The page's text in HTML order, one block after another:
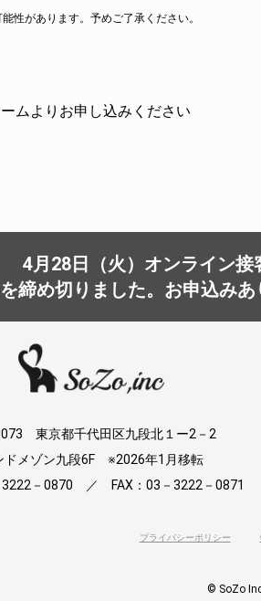
あります。予めご了承ください。
ムよりお申し込みください
4月28日（火）オンライン
締め切りました。お申込みあ
東京都千代田区九段北１ー2－2
ドメゾン九段6F ※2026年1月移転
3222－0870 ／ FAX：03－3222－0871
プライバシーポリシー
© SoZo